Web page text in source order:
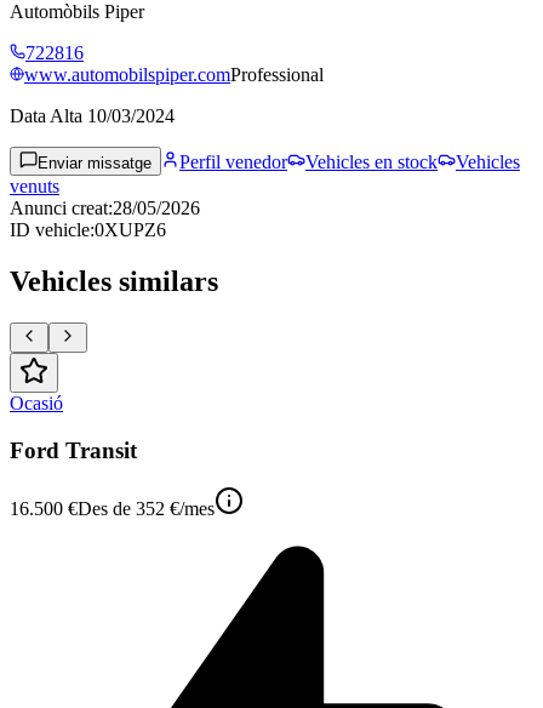
Automòbils Piper
722816
www.automobilspiper.comProfessional
Data Alta 10/03/2024
Enviar missatge Perfil venedor Vehicles en stock
Vehicles
venuts
Anunci creat:28/05/2026
ID vehicle:0XUPZ6
Vehicles similars
Ocasió
Ford Transit
16.500 €Des de 352 €/mes